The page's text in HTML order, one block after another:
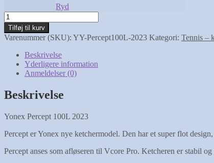
Ryd
Yonex
Percept
100L
antal
Tilføj til kurv
Varenummer (SKU): YY-Percept100L-2023 Kategori: Tennis –
Beskrivelse
Yderligere information
Anmeldelser (0)
Beskrivelse
Yonex Percept 100L 2023
Percept er Yonex nye ketchermodel. Den har et super flot
Percept anses som afløseren til Vcore Pro. Ketcheren er stabil